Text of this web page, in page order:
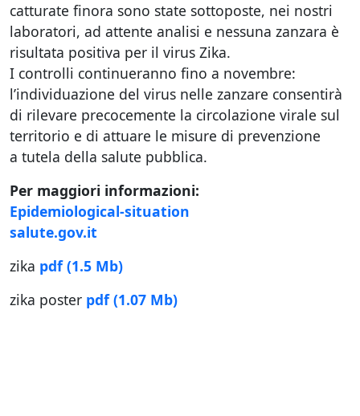
catturate finora sono state sottoposte, nei nostri
laboratori, ad attente analisi e nessuna zanzara è
risultata positiva per il virus Zika.
I controlli continueranno fino a novembre:
l’individuazione del virus nelle zanzare consentirà
di rilevare precocemente la circolazione virale sul
territorio e di attuare le misure di prevenzione
a tutela della salute pubblica.
Per maggiori informazioni:
Epidemiological-situation
salute.gov.it
zika pdf (1.5 Mb)
zika poster pdf (1.07 Mb)